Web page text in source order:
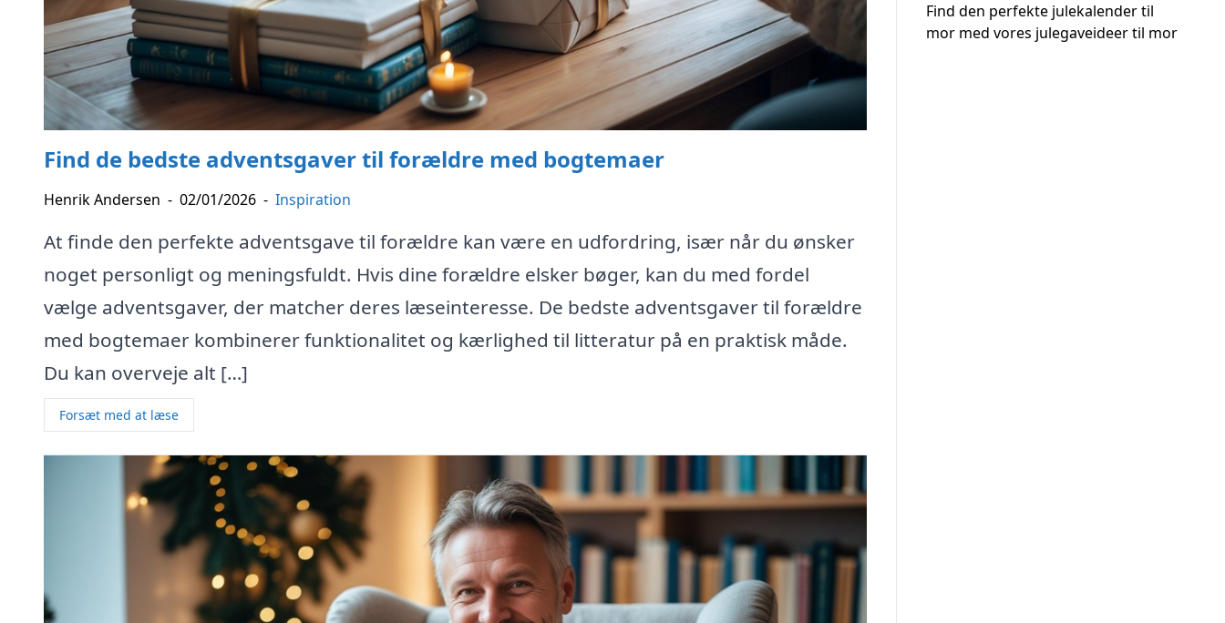
Find de bedste adventsgaver til forældre med bogtemaer
Henrik Andersen - 02/01/2026 - Inspiration
At finde den perfekte adventsgave til forældre kan være en udfordring, især når du ønsker
noget personligt og meningsfuldt. Hvis dine forældre elsker bøger, kan du med fordel
vælge adventsgaver, der matcher deres læseinteresse. De bedste adventsgaver til forældre
med bogtemaer kombinerer funktionalitet og kærlighed til litteratur på en praktisk måde.
Du kan overveje alt […]
Forsæt med at læse
Find den perfekte julekalender til
mor med vores julegaveideer til mor